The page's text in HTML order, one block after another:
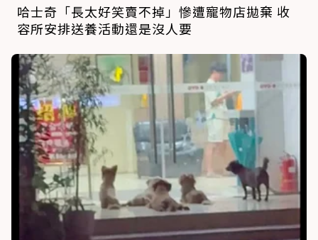
哈士奇「長太好笑賣不掉」慘遭寵物店拋棄 收
容所安排送養活動還是沒人要